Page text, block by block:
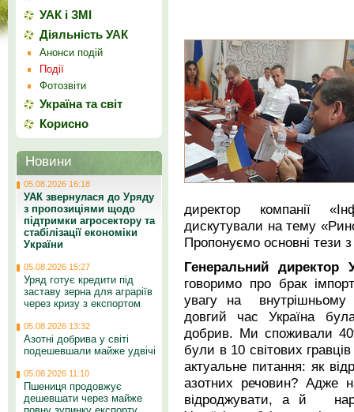
директор компанії
дискутували на тему
Пропонуємо основні тези з
Генеральний
говоримо про брак
увагу на внутрішньому
довгий час Україна
добрив. Ми споживали
були в 10 світових
актуальне питання: як
азотних речовин? Адже
відроджувати, а й
УАК і ЗМІ
Діяльність УАК
Анонси подій
Події
Фотозвіти
Україна та світ
Корисно
Новини
05.08.2026 16:18
УАК звернулася до Уряду
з пропозиціями щодо
підтримки агросектору та
стабілізації економіки
України
05.08.2026 15:27
Уряд готує кредити під
заставу зерна для аграріїв
через кризу з експортом
05.08.2026 13:32
Азотні добрива у світі
подешевшали майже удвічі
05.08.2026 11:10
Пшениця продовжує
дешевшати через майже